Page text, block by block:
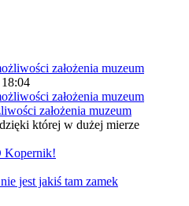
założenia muzeum
której w dużej mierze
Kopernik!
jest jakiś tam zamek